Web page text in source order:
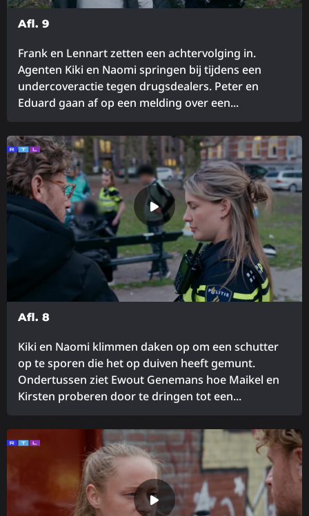
Afl. 9
Frank en Lennart zetten een achtervolging in.
Agenten Kiki en Naomi springen bij tijdens een
undercoveractie tegen drugsdealers. Peter en
Eduard gaan af op een melding over een...
meer
over
Afl. 8
Kiki en Naomi klimmen daken op om een schutter
op te sporen die het op duiven heeft gemunt.
Ondertussen ziet Ewout Genemans hoe Maikel en
Kirsten proberen door te dringen tot een...
meer